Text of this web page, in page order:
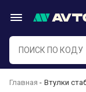
Главная Втулки